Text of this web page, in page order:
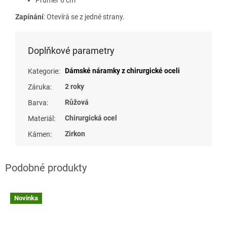
Zapínání: Otevírá se z jedné strany.
Doplňkové parametry
Kategorie:
Dámské náramky z chirurgické oceli
Záruka:
2 roky
Barva:
Růžová
Materiál :
Chirurgická ocel
Kámen: Zirkon
Novinka